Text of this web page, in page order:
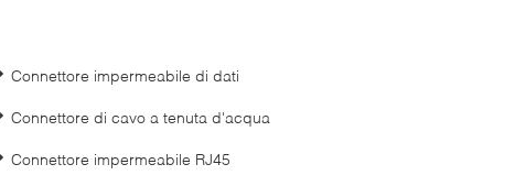
Connettore impermeabile di dati
Connettore di cavo a tenuta d'acqua
Connettore impermeabile RJ45